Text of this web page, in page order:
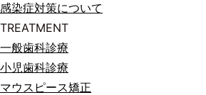
感染症対策について
TREATMENT
一般歯科診療
小児歯科診療
マウスピース矯正